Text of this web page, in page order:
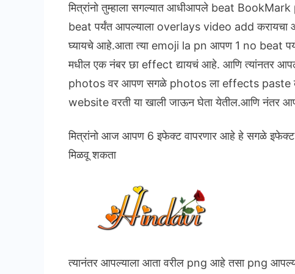
मित्रांनो तुम्हाला सगल्यात आधीआपले beat
beat पर्यंत आपल्याला overlays video add करायचा
घ्यायचे आहे.आता त्या emoji la pn आपण 1 no beat
मधील एक नंबर छा effect द्यायचं आहे. आणि त्यांनतर
photos वर आपण सगळे photos ला effects paste
website वरती या खाली जाऊन घेता येतील.आणि नंतर
मित्रांनो आज आपण 6 इफेक्ट वापरणार आहे हे सगळे इफेक्ट
मिळवू शकता
त्यानंतर आपल्याला आता वरील png आहे तसा png